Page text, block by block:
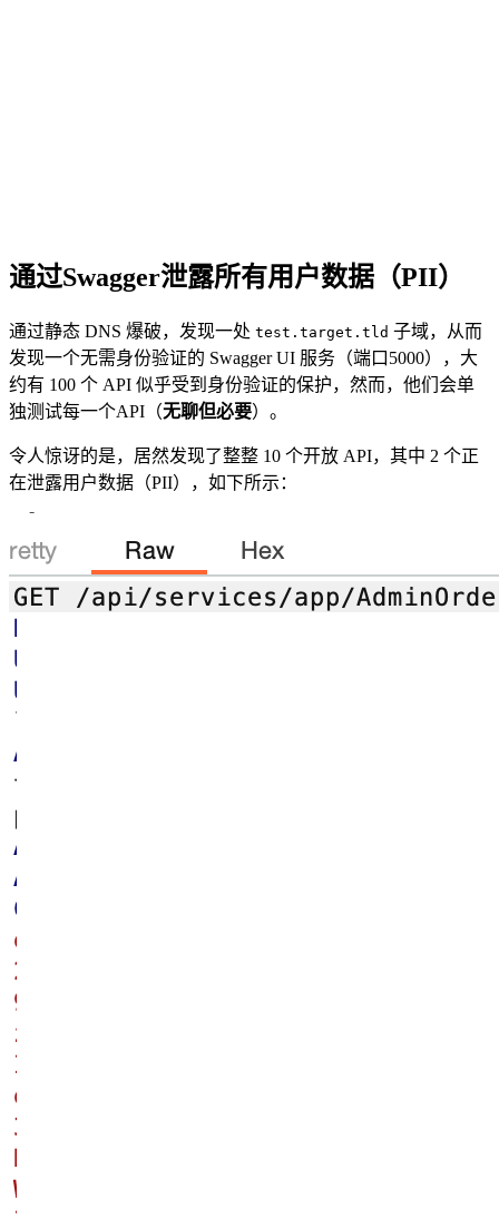
通过Swagger泄露所有用户数据（PII）
通过静态 DNS 爆破，发现一处 test.target.tld 子域，从而
发现一个无需身份验证的 Swagger UI 服务（端口5000），大
约有 100 个 API 似乎受到身份验证的保护，然而，他们会单
独测试每一个API（无聊但必要）。
令人惊讶的是，居然发现了整整 10 个开放 API，其中 2 个正
在泄露用户数据（PII），如下所示：